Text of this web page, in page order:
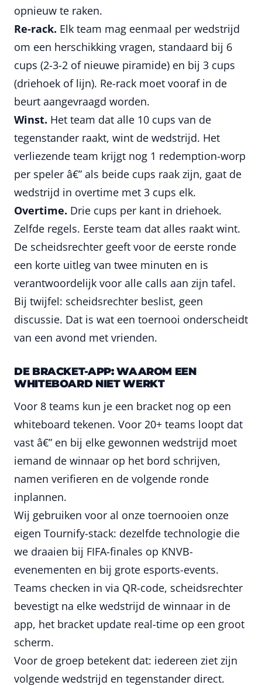
opnieuw te raken.
Re-rack. Elk team mag eenmaal per wedstrijd
om een herschikking vragen, standaard bij 6
cups (2-3-2 of nieuwe piramide) en bij 3 cups
(driehoek of lijn). Re-rack moet vooraf in de
beurt aangevraagd worden.
Winst. Het team dat alle 10 cups van de
tegenstander raakt, wint de wedstrijd. Het
verliezende team krijgt nog 1 redemption-worp
per speler â€” als beide cups raak zijn, gaat de
wedstrijd in overtime met 3 cups elk.
Overtime. Drie cups per kant in driehoek.
Zelfde regels. Eerste team dat alles raakt wint.
De scheidsrechter geeft voor de eerste ronde
een korte uitleg van twee minuten en is
verantwoordelijk voor alle calls aan zijn tafel.
Bij twijfel: scheidsrechter beslist, geen
discussie. Dat is wat een toernooi onderscheidt
van een avond met vrienden.
DE BRACKET-APP: WAAROM EEN
WHITEBOARD NIET WERKT
Voor 8 teams kun je een bracket nog op een
whiteboard tekenen. Voor 20+ teams loopt dat
vast â€” en bij elke gewonnen wedstrijd moet
iemand de winnaar op het bord schrijven,
namen verifieren en de volgende ronde
inplannen.
Wij gebruiken voor al onze toernooien onze
eigen Tournify-stack: dezelfde technologie die
we draaien bij FIFA-finales op KNVB-
evenementen en bij grote esports-events.
Teams checken in via QR-code, scheidsrechter
bevestigt na elke wedstrijd de winnaar in de
app, het bracket update real-time op een groot
scherm.
Voor de groep betekent dat: iedereen ziet zijn
volgende wedstrijd en tegenstander direct.